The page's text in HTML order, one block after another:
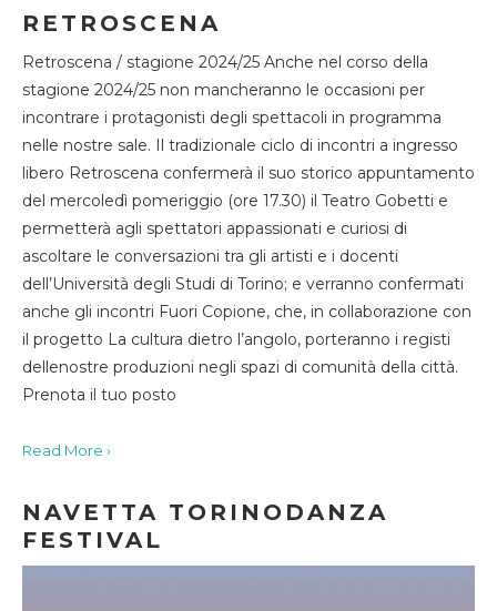
RETROSCENA
Retroscena / stagione 2024/25 Anche nel corso della
stagione 2024/25 non mancheranno le occasioni per
incontrare i protagonisti degli spettacoli in programma
nelle nostre sale. Il tradizionale ciclo di incontri a ingresso
libero Retroscena confermerà il suo storico appuntamento
del mercoledì pomeriggio (ore 17.30) il Teatro Gobetti e
permetterà agli spettatori appassionati e curiosi di
ascoltare le conversazioni tra gli artisti e i docenti
dell’Università degli Studi di Torino; e verranno confermati
anche gli incontri Fuori Copione, che, in collaborazione con
il progetto La cultura dietro l’angolo, porteranno i registi
dellenostre produzioni negli spazi di comunità della città.
Prenota il tuo posto
Read More ›
NAVETTA TORINODANZA
FESTIVAL